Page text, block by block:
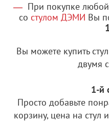
При покупке любой
со стулом ДЭМИ Вы
Вы можете купить
двумя
1-й
Просто добавьте
корзину, цена на стул